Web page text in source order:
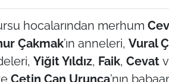
hocalarından merhum
Çakmak’ın anneleri, Vural
Yiğit Yıldız, Faik, Cevat
Çetin Can Urunca’nın